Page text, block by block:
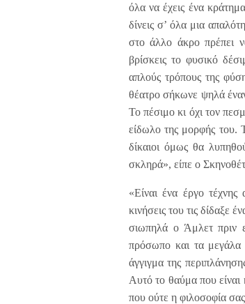
όλα να έχεις ένα
δίνεις σ’ όλα μια
στο άλλο άκρο πρέπει
βρίσκεις το φυσικό
απλούς τρόπους της
θέατρο σήκωνε ψηλά
Το πέσιμο κι όχι τον
είδωλο της μορφής του.
δίκαιοι όμως θα
σκληρά», είπε ο
«Είναι ένα έργο
κινήσεις του τις δίδαξε
σιωπηλά ο Άμλετ πριν
πρόσωπο και τα μεγάλα
άγγιγμα της
Αυτό το θαύμα που
που ούτε η φιλοσοφία